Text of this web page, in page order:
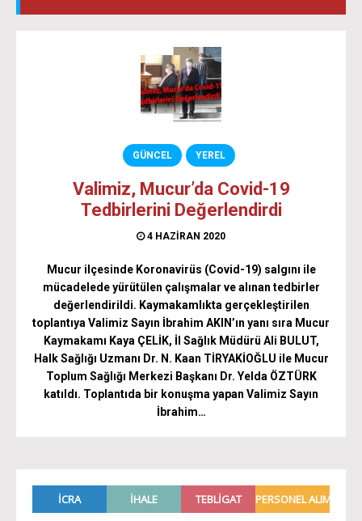
GÜNCEL YEREL
Valimiz, Mucur’da Covid-19
Tedbirlerini Değerlendirdi
4 HAZIRAN 2020
Mucur ilçesinde Koronavirüs (Covid-19) salgını ile
mücadelede yürütülen çalışmalar ve alınan tedbirler
değerlendirildi. Kaymakamlıkta gerçekleştirilen
toplantıya Valimiz Sayın İbrahim AKIN’ın yanı sıra Mucur
Kaymakamı Kaya ÇELİK, İl Sağlık Müdürü Ali BULUT,
Halk Sağlığı Uzmanı Dr. N. Kaan TİRYAKİOĞLU ile Mucur
Toplum Sağlığı Merkezi Başkanı Dr. Yelda ÖZTÜRK
katıldı. Toplantıda bir konuşma yapan Valimiz Sayın
İbrahim…